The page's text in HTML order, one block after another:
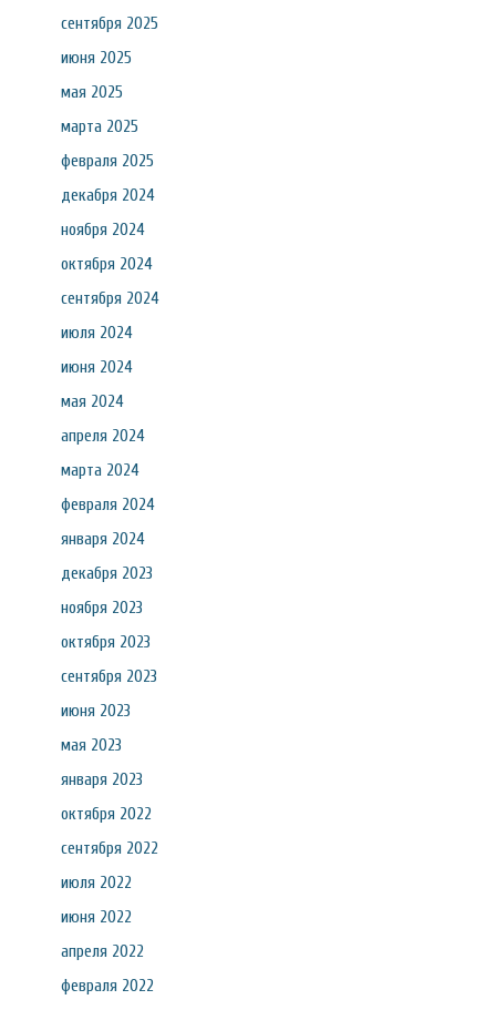
сентября 2025
июня 2025
мая 2025
марта 2025
февраля 2025
декабря 2024
ноября 2024
октября 2024
сентября 2024
июля 2024
июня 2024
мая 2024
апреля 2024
марта 2024
февраля 2024
января 2024
декабря 2023
ноября 2023
октября 2023
сентября 2023
июня 2023
мая 2023
января 2023
октября 2022
сентября 2022
июля 2022
июня 2022
апреля 2022
февраля 2022